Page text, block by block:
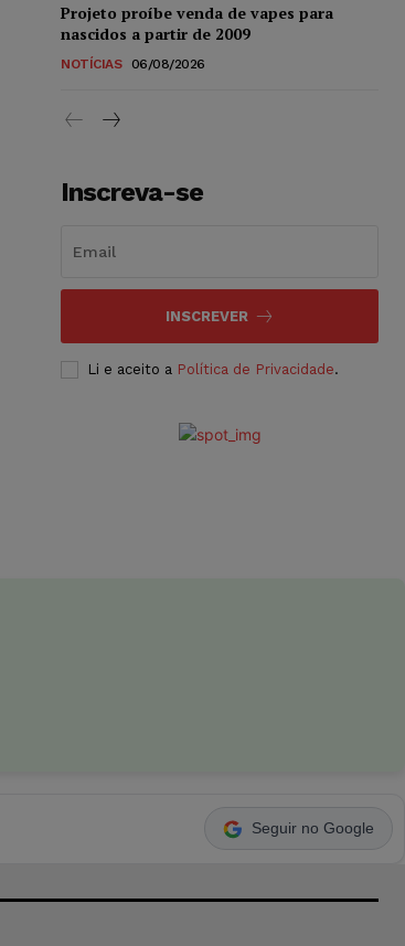
Projeto proíbe venda de vapes para
nascidos a partir de 2009
NOTÍCIAS 06/08/2026
Inscreva-se
INSCREVER
Li e aceito a Política de Privacidade.
Seguir no Google